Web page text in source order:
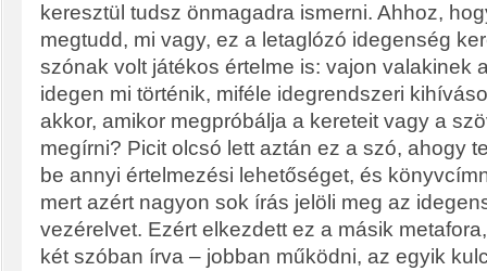
keresztül tudsz önmagadra ismerni. Ahhoz,
megtudd, mi vagy, ez a letaglózó idegenség
szónak volt játékos értelme is: vajon valakinek
idegen mi történik, miféle idegrendszeri
akkor, amikor megpróbálja a kereteit vagy a
megírni? Picit olcsó lett aztán ez a szó, ahogy
be annyi értelmezési lehetőséget, és
mert azért nagyon sok írás jelöli meg az
vezérelvet. Ezért elkezdett ez a másik
két szóban írva – jobban működni, az egyik